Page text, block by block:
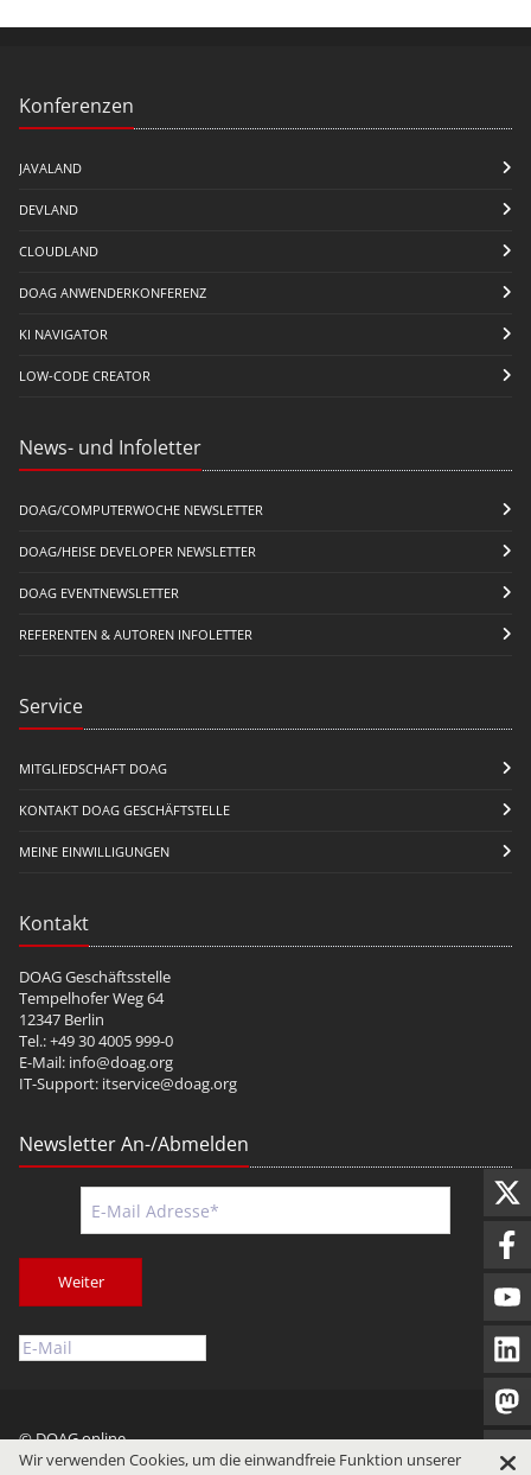
Konferenzen
JAVALAND
DEVLAND
CLOUDLAND
DOAG ANWENDERKONFERENZ
KI NAVIGATOR
LOW-CODE CREATOR
News- und Infoletter
DOAG/COMPUTERWOCHE NEWSLETTER
DOAG/HEISE DEVELOPER NEWSLETTER
DOAG EVENTNEWSLETTER
REFERENTEN & AUTOREN INFOLETTER
Service
MITGLIEDSCHAFT DOAG
KONTAKT DOAG GESCHÄFTSTELLE
MEINE EINWILLIGUNGEN
Kontakt
DOAG Geschäftsstelle
Tempelhofer Weg 64
12347 Berlin
Tel.: +49 30 4005 999-0
E-Mail: info@doag.org
IT-Support: itservice@doag.org
Newsletter An-/Abmelden
Weiter
© DOAG online
Wir verwenden Cookies, um die einwandfreie Funktion unserer